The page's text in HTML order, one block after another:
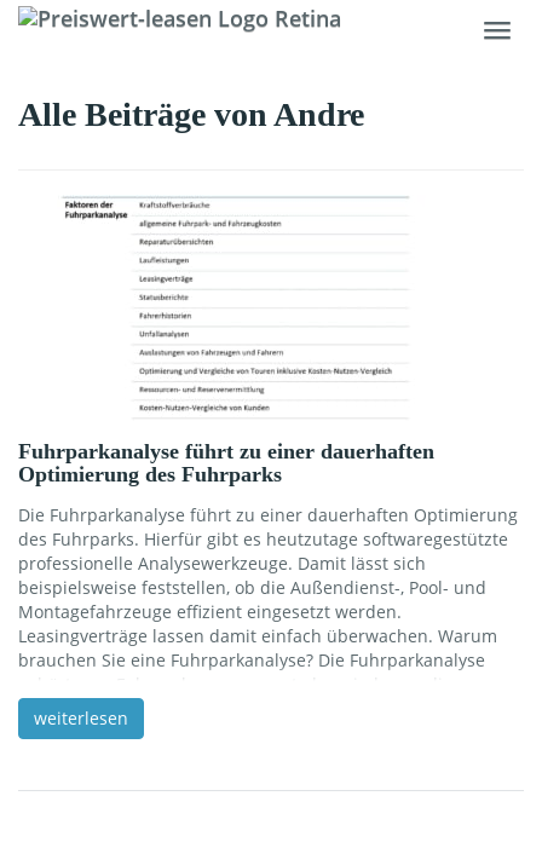
Skip
Alle Beiträge von Andre
Fuhrparkanalyse führt zu einer dauerhaften
Optimierung des Fuhrparks
Die Fuhrparkanalyse führt zu einer dauerhaften Optimierung
des Fuhrparks. Hierfür gibt es heutzutage softwaregestützte
professionelle Analysewerkzeuge. Damit lässt sich
beispielsweise feststellen, ob die Außendienst-, Pool- und
Montagefahrzeuge effizient eingesetzt werden.
Leasingverträge lassen damit einfach überwachen. Warum
brauchen Sie eine Fuhrparkanalyse? Die Fuhrparkanalyse
gehört zum Fuhrparkmanagement, das wiederum die
Beschaffung, Wartung und Reparatur von Fahrzeugen, deren
Einsatzoptimierung (Touren- und Fahrereinsatzplanung), die
weiterlesen